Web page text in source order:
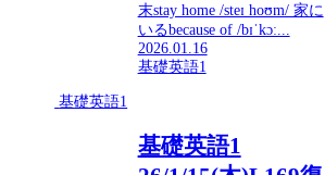
末stay home /steɪ hoʊm/ 家に
いるbecause of /bɪˈkɔː...
2026.01.16
基礎英語1
基礎英語1
基礎英語1